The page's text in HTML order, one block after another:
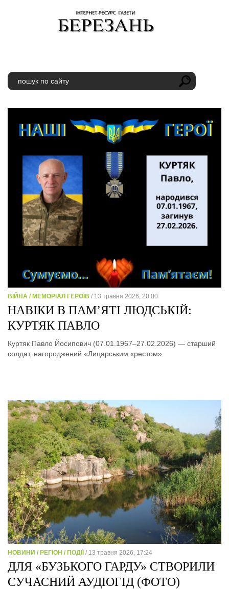
ВІЙНА / МЕМОРІАЛ ГЕРОЇВ / 13 травня 2026, 20:00
НАВІКИ В ПАМ’ЯТІ ЛЮДСЬКІЙ:
КУРТЯК ПАВЛО
Куртяк Павло Йосипович (07.01.1967–27.02.2026) — старший
солдат, нагороджений «Лицарським хрестом».
НОВИНИ / РЕГІОН / ПОДІЇ / 13 травня 2026, 17:24
ДЛЯ «БУЗЬКОГО ГАРДУ» СТВОРИЛИ
СУЧАСНИЙ АУДІОГІД (ФОТО)